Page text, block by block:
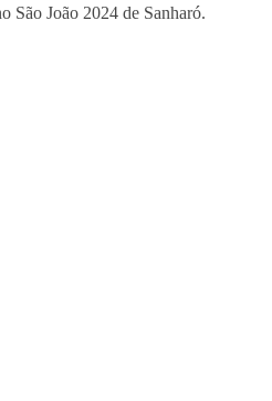
São João 2024 de Sanharó.